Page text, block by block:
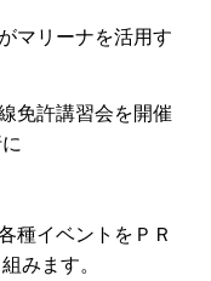
リーナを活用す
許講習会を開催
イベントをＰＲ
みます。